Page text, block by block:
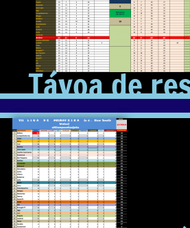
Távoa de